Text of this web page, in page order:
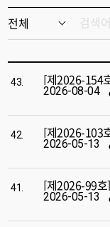
43.
2026-08-04
42.
2026-05-13
41.
2026-05-13